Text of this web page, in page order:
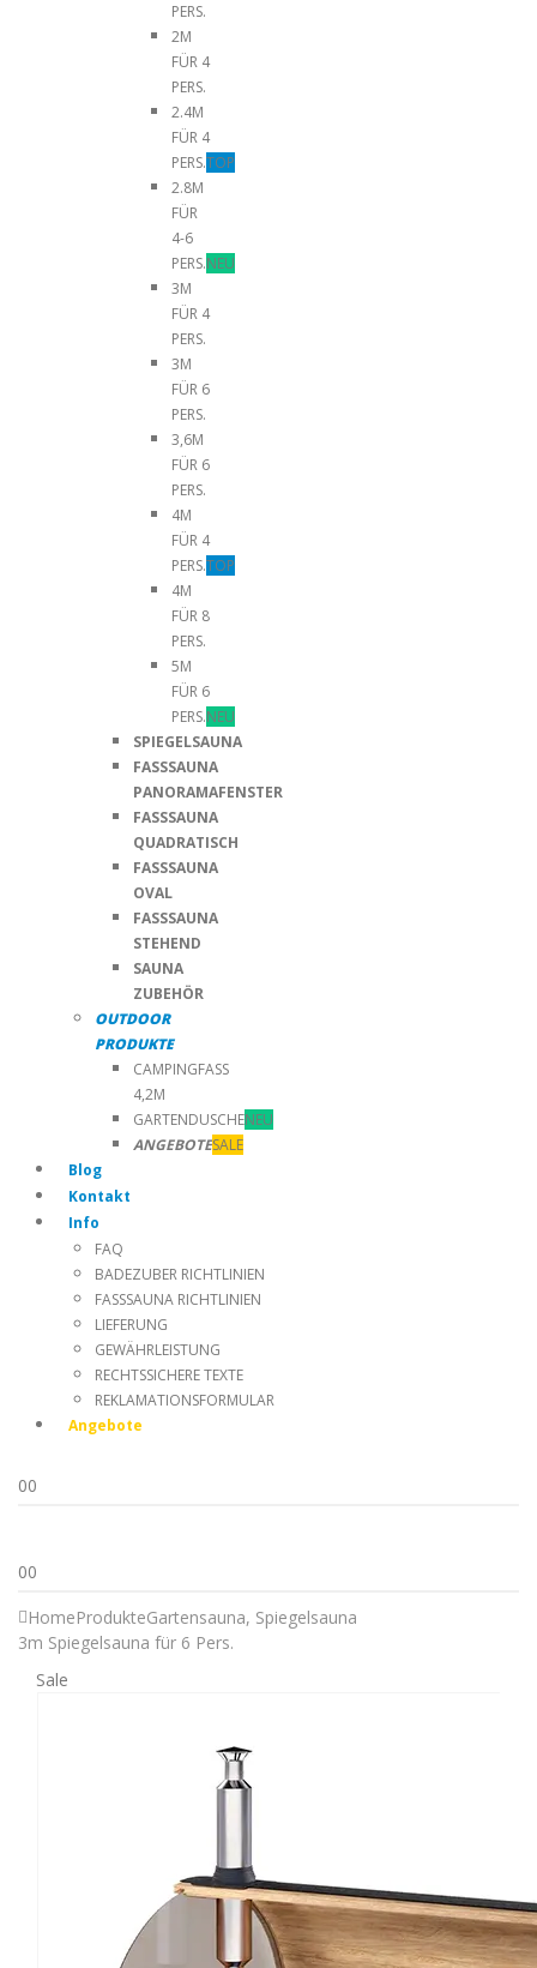
PERS.
2M
FÜR 4
PERS.
2.4M
FÜR 4
PERS.TOP
2.8M
FÜR
4-6
PERS.NEU
3M
FÜR 4
PERS.
3M
FÜR 6
PERS.
3,6M
FÜR 6
PERS.
4M
FÜR 4
PERS.TOP
4M
FÜR 8
PERS.
5M
FÜR 6
PERS.NEU
SPIEGELSAUNA
FASSSAUNA
PANORAMAFENSTER
FASSSAUNA
QUADRATISCH
FASSSAUNA
OVAL
FASSSAUNA
STEHEND
SAUNA
ZUBEHÖR
OUTDOOR
PRODUKTE
CAMPINGFASS
4,2M
GARTENDUSCHENEU
ANGEBOTESALE
Blog
Kontakt
Info
FAQ
BADEZUBER RICHTLINIEN
FASSSAUNA RICHTLINIEN
LIEFERUNG
GEWÄHRLEISTUNG
RECHTSSICHERE TEXTE
REKLAMATIONSFORMULAR
Angebote
00
00
HomeProdukteGartensauna, Spiegelsauna
3m Spiegelsauna für 6 Pers.
Sale